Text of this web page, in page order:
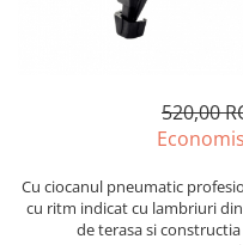
Suflante aer cald si
Combinezon
Protecţie ignifugă
Accesorii rezistente la
Combinezoane
Hanorace
520,00
Cu ciocanul pneumatic
cu ritm indicat cu lambriuri
de terasa si